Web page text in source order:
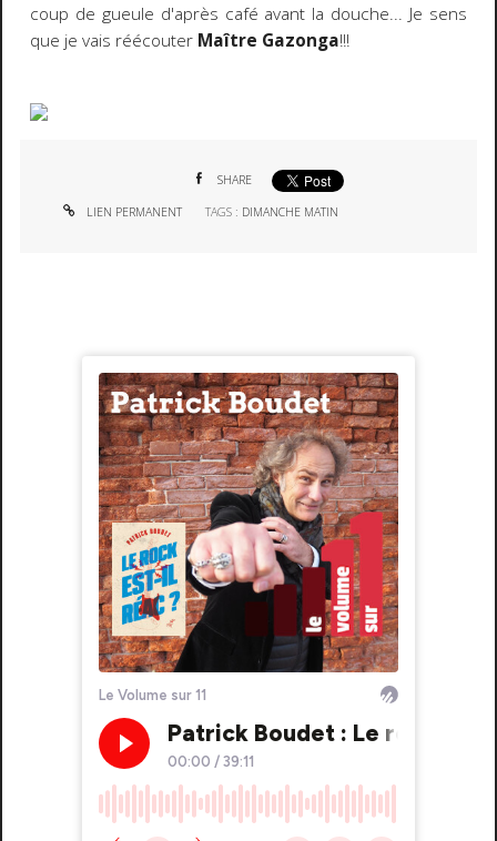
coup de gueule d'après café avant la douche... Je sens
que je vais réécouter Maître Gazonga!!!
SHARE
LIEN PERMANENT TAGS : DIMANCHE MATIN